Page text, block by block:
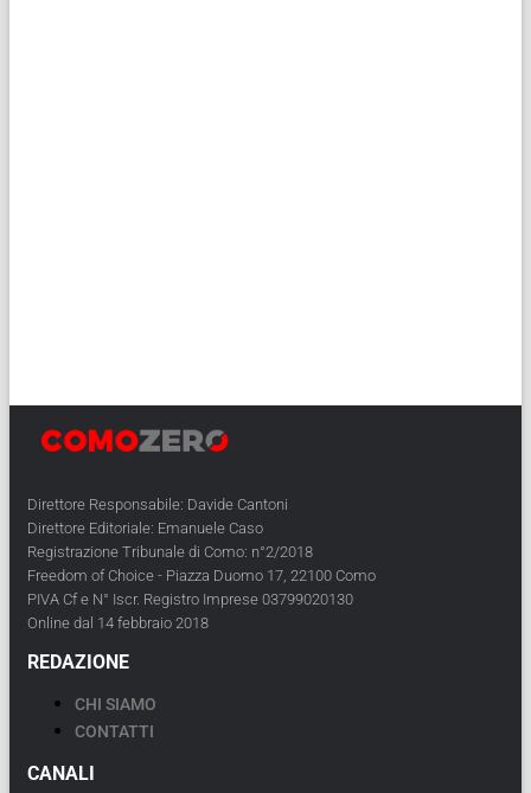
Direttore Responsabile: Davide Cantoni
Direttore Editoriale: Emanuele Caso
Registrazione Tribunale di Como: n°2/2018
Freedom of Choice - Piazza Duomo 17, 22100 Como
PIVA Cf e N° Iscr. Registro Imprese 03799020130
Online dal 14 febbraio 2018
REDAZIONE
CHI SIAMO
CONTATTI
CANALI